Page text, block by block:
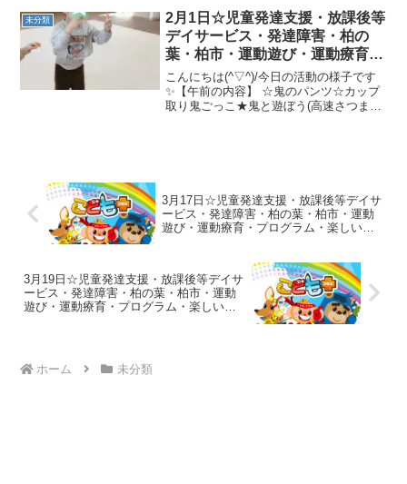
未分類
2月1日☆児童発達支援・放課後等
デイサービス・発達障害・柏の
葉・柏市・運動遊び・運動療育・
プログラム・楽しい療育
こんにちは(^▽^)/今日の活動の様子です
✨【午前の内容】 ☆鬼のパンツ☆カップ
取り鬼ごっこ★鬼と遊ぼう(高速さつまい
3月17日☆児童発達支援・放課後等デイサ
ービス・発達障害・柏の葉・柏市・運動
遊び・運動療育・プログラム・楽しい療
3月19日☆児童発達支援・放課後等デイサ
ービス・発達障害・柏の葉・柏市・運動
遊び・運動療育・プログラム・楽しい療
ホーム 未分類